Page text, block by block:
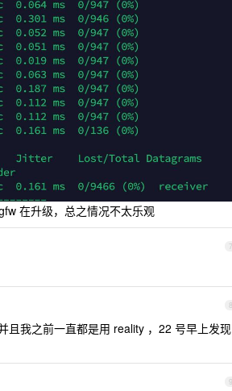
在升级，总之情况不太乐观
7
8
且我之前一直都是用 reality ，22 号早上发现
9